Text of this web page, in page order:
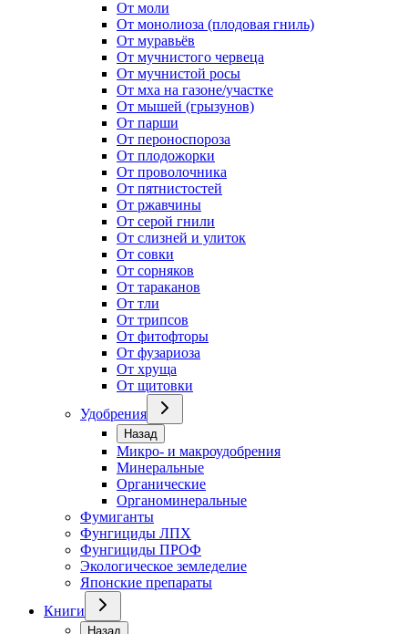
От моли
От монолиоза (плодовая гниль)
От муравьёв
От мучнистого червеца
От мучнистой росы
От мха на газоне/участке
От мышей (грызунов)
От парши
От пероноспороза
От плодожорки
От проволочника
От пятнистостей
От ржавчины
От серой гнили
От слизней и улиток
От совки
От сорняков
От тараканов
От тли
От трипсов
От фитофторы
От фузариоза
От хруща
От щитовки
Удобрения
Назад
Микро- и макроудобрения
Минеральные
Органические
Органоминеральные
Фумиганты
Фунгициды ЛПХ
Фунгициды ПРОФ
Экологическое земледелие
Японские препараты
Книги
Назад